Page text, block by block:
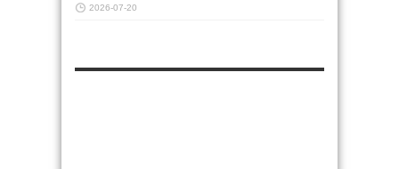
2026-07-20